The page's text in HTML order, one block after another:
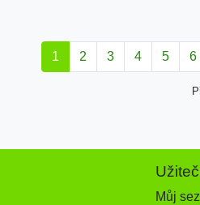
1 2 3 4 5 6
Můj